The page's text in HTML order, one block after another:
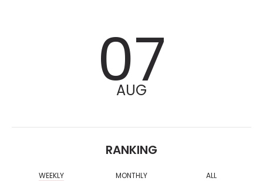
07
AUG
RANKING
WEEKLY MONTHLY ALL